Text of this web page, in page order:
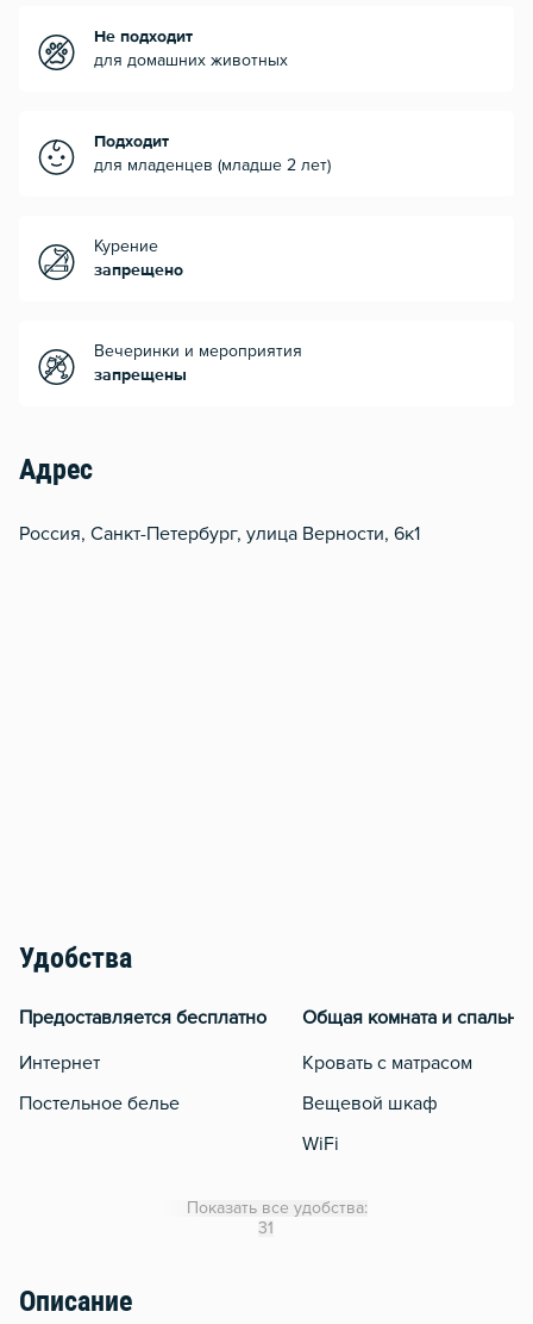
Не подходит
для домашних животных
Подходит
для младенцев (младше 2 лет)
Курение
запрещено
Вечеринки и мероприятия
запрещены
Адрес
Россия, Санкт-Петербург, улица Верности, 6к1
Удобства
Предоставляется бесплатно
Интернет
Постельное белье
Общая комната и спальня
Кровать с матрасом
Вещевой шкаф
WiFi
Показать все удобства:
31
Описание